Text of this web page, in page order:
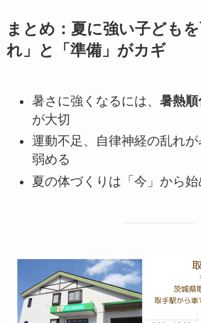
まとめ：夏に強い子ども
れ」と「準備」がカギ
暑さに強くなるには、 暑熱
が大切
運動不足、自律神経の乱れ
弱める
夏の体づくりは「今」から始